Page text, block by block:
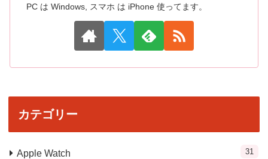
PC は Windows, スマホ は iPhone 使ってます。
カテゴリー
Apple Watch 31